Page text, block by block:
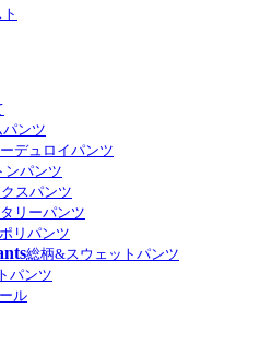
ンツ
デュロイパンツ
ンパンツ
スパンツ
リーパンツ
リパンツ
総柄&スウェットパンツ
パンツ
ル